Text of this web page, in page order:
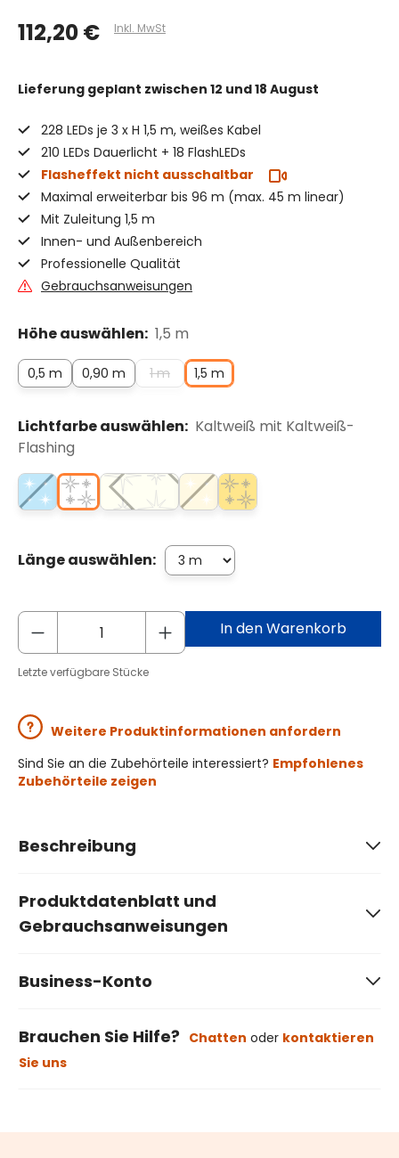
112,20 € Inkl. MwSt
Lieferung geplant zwischen 12 und 18 August
228 LEDs je 3 x H 1,5 m, weißes Kabel
210 LEDs Dauerlicht + 18 FlashLEDs
Flasheffekt nicht ausschaltbar
Maximal erweiterbar bis 96 m (max. 45 m linear)
Mit Zuleitung 1,5 m
Innen- und Außenbereich
Professionelle Qualität
Gebrauchsanweisungen
Höhe auswählen: 1,5 m
0,5 m 0,90 m 1 m 1,5 m
Lichtfarbe auswählen: Kaltweiß mit Kaltweiß-
Flashing
Länge auswählen:
In den Warenkorb
Letzte verfügbare Stücke
Weitere Produktinformationen anfordern
Sind Sie an die Zubehörteile interessiert? Empfohlenes
Zubehörteile zeigen
Beschreibung
Produktdatenblatt und
Gebrauchsanweisungen
Business-Konto
Brauchen Sie Hilfe? Chatten oder kontaktieren
Sie uns